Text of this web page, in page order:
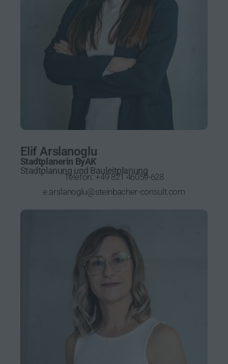
Elif Arslanoglu
Stadtplanerin ByAK
Stadtplanung und Bauleitplanung
Telefon:+49 821 46059-628
e.arslanoglu@steinbacher-consult.com